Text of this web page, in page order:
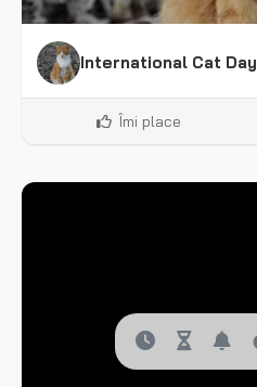
International Cat Day
Îmi place